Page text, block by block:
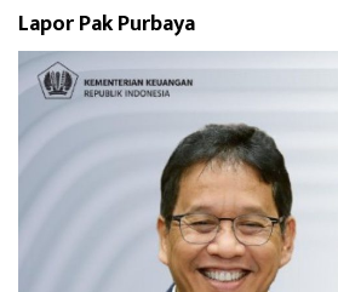
Lapor Pak Purbaya